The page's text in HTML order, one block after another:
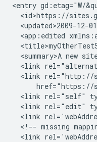
<entry gd:etag="W/
<id>https://
<updated>2009-12-
<app:edited
  <title>
<summary>A new
<link
<link
href="https://
<link rel="self"
<link rel="edit"
<link
<!-- missing
<link